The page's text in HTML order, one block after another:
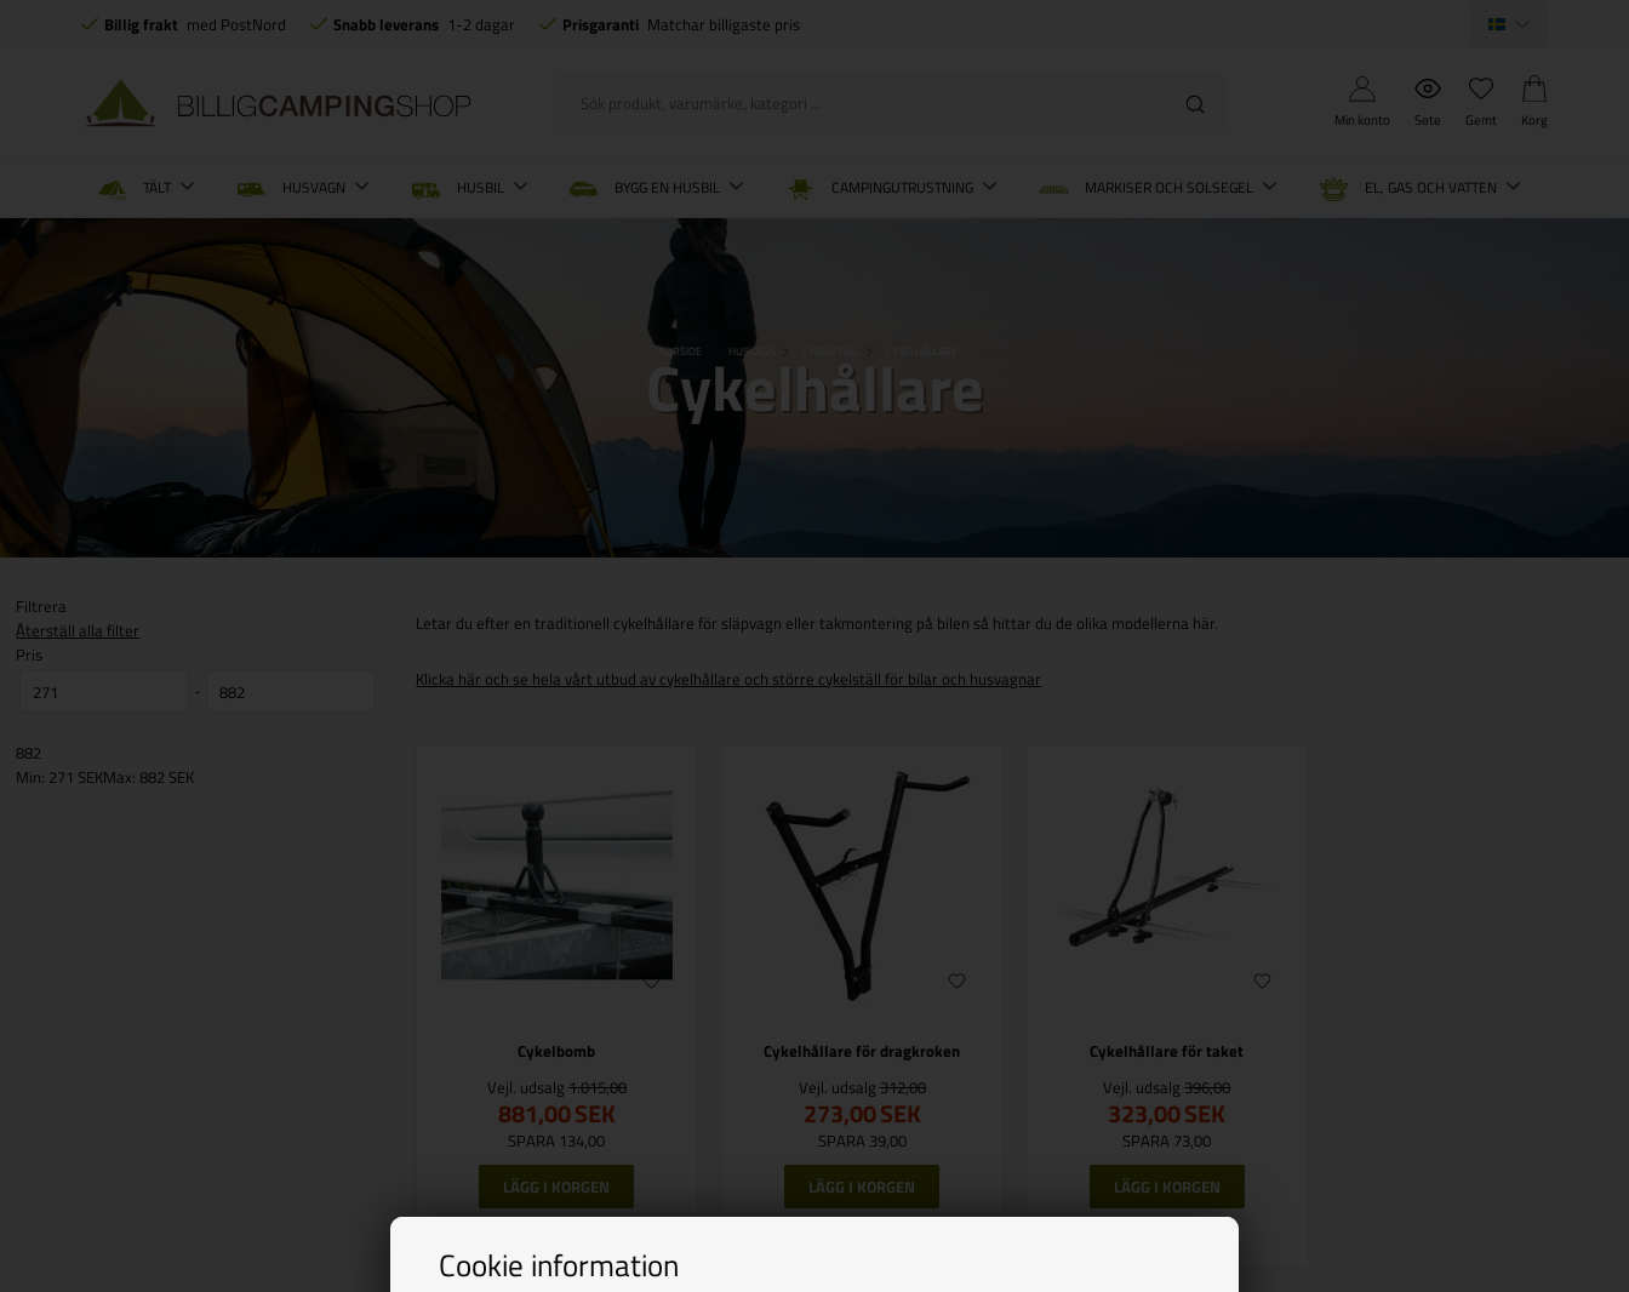
Cookie information
Billig frakt med PostNord Snabb leverans 1-2 dagar Prisgaranti Matchar billigaste pris
Min konto Sete Gemt Korg
TÄLT HUSVAGN HUSBIL BYGG EN HUSBIL CAMPINGUTRUSTNING MARKISER OCH SOLSEGEL EL, GAS OCH VATTEN
FORSIDE HUSVAGN
Cykelhållare
Filtrera
Återställ alla filter
Pris
-
882
Min: 271 SEKMax: 882 SEK
Letar du efter en traditionell cykelhållare för släpvagn eller takmontering på bilen så hittar du de olika modellerna här.
Klicka här och se hela vårt utbud av cykelhållare och större cykelställ för bilar och husvagnar
Cykelbomb
Vejl. udsalg 1.015,00
881,00SEK
SPARA 134,00
Cykelhållare för dragkroken
Vejl. udsalg 312,00
273,00SEK
SPARA 39,00
Cykelhållare för taket
Vejl. udsalg396,00
323,00SEK
SPARA 73,00